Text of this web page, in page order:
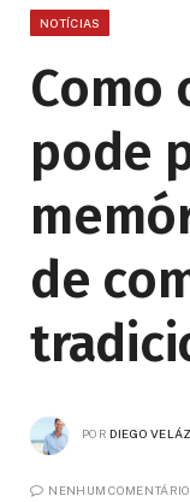
NOTÍCIAS
Como
pode
de
POR DIEGO
NENHUM COMENTÁRIO